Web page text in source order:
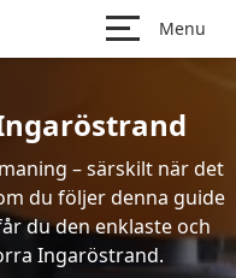
Menu
– särskilt när det
du följer denna guide
du den enklaste och
Ingaröstrand.